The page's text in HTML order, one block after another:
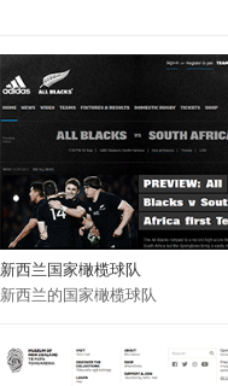
新西兰国家橄榄球队
新西兰的国家橄榄球队